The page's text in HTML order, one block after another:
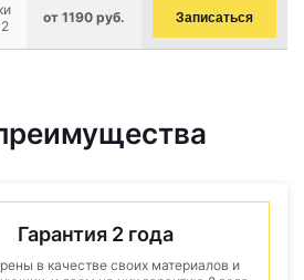
от 1190 руб. Записаться
Гарантия 2 года
в качестве своих материалов и